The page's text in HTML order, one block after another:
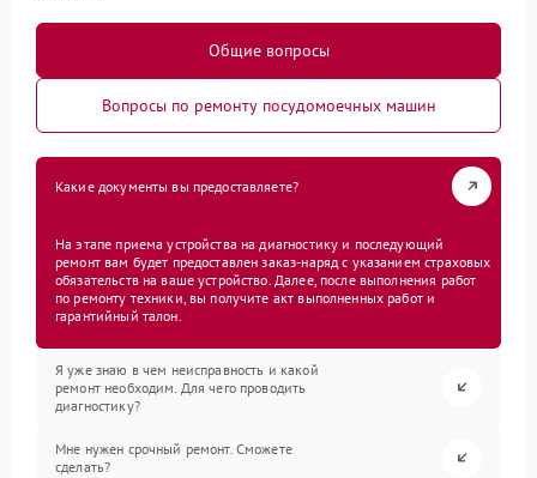
Общие вопросы
Вопросы по ремонту посудомоечных машин
Какие документы вы предоставляете?
На этапе приема устройства на диагностику и последующий
ремонт вам будет предоставлен заказ-наряд с указанием страховых
обязательств на ваше устройство. Далее, после выполнения работ
по ремонту техники, вы получите акт выполненных работ и
гарантийный талон.
Я уже знаю в чем неисправность и какой
ремонт необходим. Для чего проводить
диагностику?
Мне нужен срочный ремонт. Сможете
сделать?